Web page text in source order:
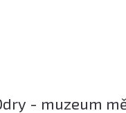
- muzeum